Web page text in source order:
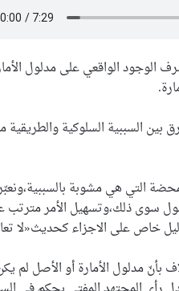
الوجود الواقعي على مدلول
السببية السلوكية والطريقية
التي هي مشوبة
سوى ذلك،وتسهيل الأمر مترتب
خاص على الاجزاء كحديث«لا
مدلول الأمارة أو الأصل لم